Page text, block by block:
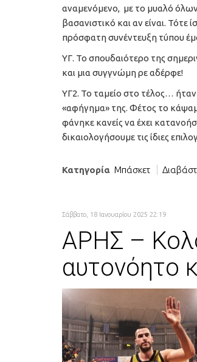
αναμενόμενο, με το μυαλό
βασανιστικό και αν είναι.
πρόσφατη συνέντευξη τύπου
ΥΓ. Το σπουδαιότερο της
και μια συγγνώμη ρε αδέρφε!
ΥΓ2. Το ταμείο στο τέλος…
«αφήγημα» της. Φέτος το
φάνηκε κανείς να έχει
δικαιολογήσουμε τις ίδιες
Κατηγορία Μπάσκετ
Σάββατο, 18 Ιανουαρίου 2025 22:19
ΑΡΗΣ –
αυτονόητο